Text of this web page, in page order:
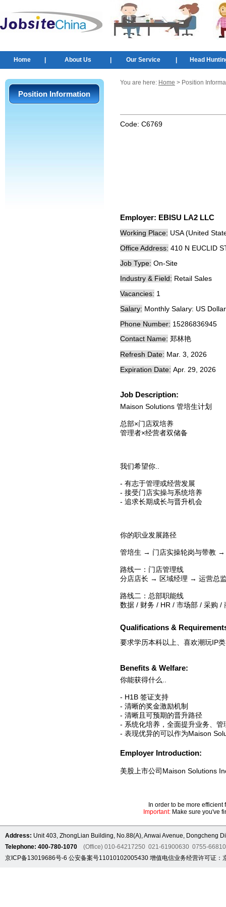
Home About Us Our Service Head
Position Information
You are here: Home > Position
Code: C6769
Employer: EBISU LA2 LLC
Working Place: USA (United
Office Address: 410 N EUCLID
Job Type: On-Site
Industry & Field: Retail Sales
Vacancies: 1
Salary: Monthly Salary: US
Phone Number: 15286836945
Contact Name: 郑林艳
Refresh Date: Mar. 3, 2026
Expiration Date: Apr. 29, 2026
Job Description:
Maison Solutions 管培生计划
总部×门店双培养
管理者×经营者双储备
我们希望你..
- 有志于管理或经营发展
- 接受门店实操与系统培养
- 追求长期成长与晋升机会
你的职业发展路径
管培生 → 门店实操轮岗与带教
路线一：门店管理线
分店店长 → 区域经理 → 运营总
路线二：总部职能线
数据 / 财务 / HR / 市场部 / 采购
Qualifications &
要求学历本科以上、喜欢潮玩IP
Benefits & Welfare:
你能获得什么..
- H1B 签证支持
- 清晰的奖金激励机制
- 清晰且可预期的晋升路径
- 系统化培养，全面提升业务、管
- 表现优异的可以作为Maison
Employer Introduction:
美股上市公司Maison Solutions
In order to be more
Important: Make sure you've
Address: Unit 403, ZhongLian Building, No.88(A), Anwai Avenue, Dongcheng
Telephone: 400-780-1070 (Office) 010-64217250 021-61900630 0755-
京ICP备13019686号-6 公安备案号11010102005430 增值电信业务经营许可证：